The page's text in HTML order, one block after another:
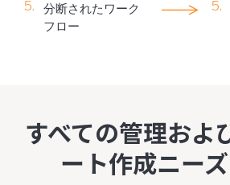
分断されたワーク
フロー
すべての管理およ
ート作成ニー